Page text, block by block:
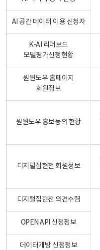
AI 공간 데이터 이용 신청자
K-AI 리더보드
모델평가신청현황
원윈도우 홈페이지
회원정보
원윈도우 홍보동의 현황
디지털집현전 회원정보
디지털집현전 의견수렴
OPEN API 신청정보
데이터개방 신청정보